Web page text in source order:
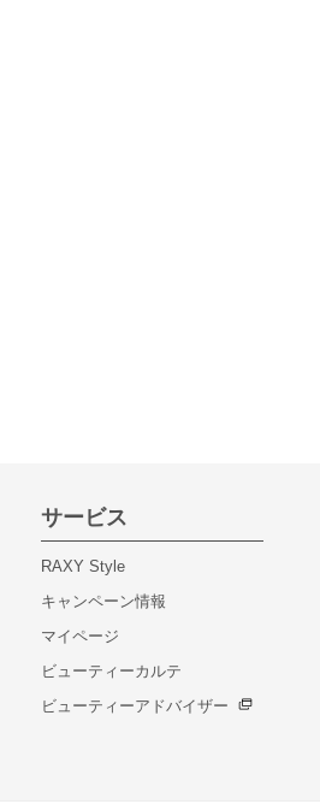
サービス
RAXY Style
キャンペーン情報
マイページ
ビューティーカルテ
ビューティーアドバイザー